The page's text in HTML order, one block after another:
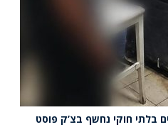
בלתי חוקי נחשף בצ’ק פוסט